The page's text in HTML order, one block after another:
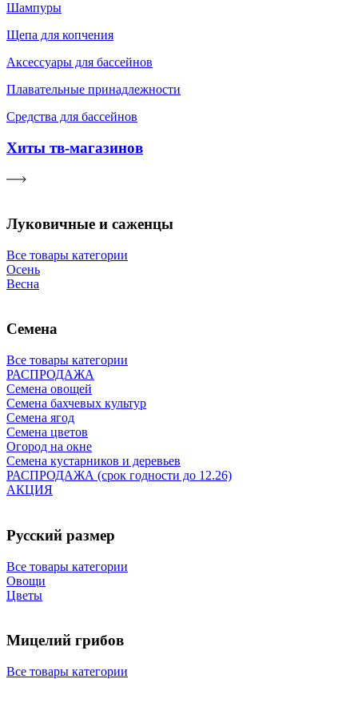
Шампуры
Щепа для копчения
Аксессуары для бассейнов
Плавательные принадлежности
Средства для бассейнов
Хиты тв-магазинов
Луковичные и саженцы
Все товары категории
Осень
Весна
Семена
Все товары категории
РАСПРОДАЖА
Семена овощей
Семена бахчевых культур
Семена ягод
Семена цветов
Огород на окне
Семена кустарников и деревьев
РАСПРОДАЖА (срок годности до 12.26)
АКЦИЯ
Русский размер
Все товары категории
Овощи
Цветы
Мицелий грибов
Все товары категории